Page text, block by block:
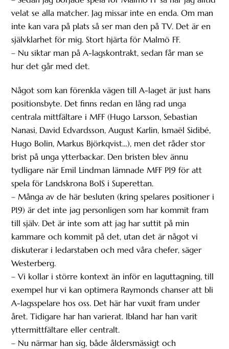
velat se alla matcher. Jag missar inte en enda. Om man
inte kan vara på plats så ser man den på TV. Det är en
självklarhet för mig. Stort hjärta för Malmö FF.
– Nu siktar man på A-lagskontrakt, sedan får man se
hur det går med det.
Något som kan förenkla vägen till A-laget är just hans
positionsbyte. Det finns redan en lång rad unga
centrala mittfältare i MFF (Hugo Larsson, Sebastian
Nanasi, David Edvardsson, August Karlin, Ismaël Sidibé,
Hugo Bolin, Markus Björkqvist…), men det råder stor
brist på unga ytterbackar. Den bristen blev ännu
tydligare när Emil Lindman lämnade MFF P19 för att
spela för Landskrona BoIS i Superettan.
– Många av de här besluten (kring spelares positioner i
P19) är det inte jag personligen som har kommit fram
till själv. Det är inte som att jag har suttit på min
kammare och kommit på det, utan det är något vi
diskuterar i ledarstaben och med våra chefer, säger
Westerberg.
– Vi kollar i större kontext än inför en laguttagning, till
exempel hur vi kan optimera Raymonds chanser att bli
A-lagsspelare hos oss. Det här har vuxit fram under
året. Tidigare har han varierat. Ibland har han varit
yttermittfältare eller centralt.
– Nu närmar han sig, både åldersmässigt och